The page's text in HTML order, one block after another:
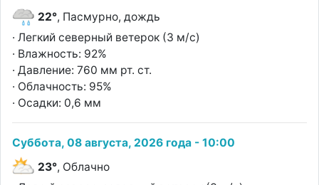
22°, Пасмурно, дождь
· Легкий северный ветерок (3 м/с)
· Влажность: 92%
· Давление: 760 мм рт. ст.
· Облачность: 95%
· Осадки: 0,6 мм
Суббота, 08 августа, 2026 года - 10:00
23°, Облачно